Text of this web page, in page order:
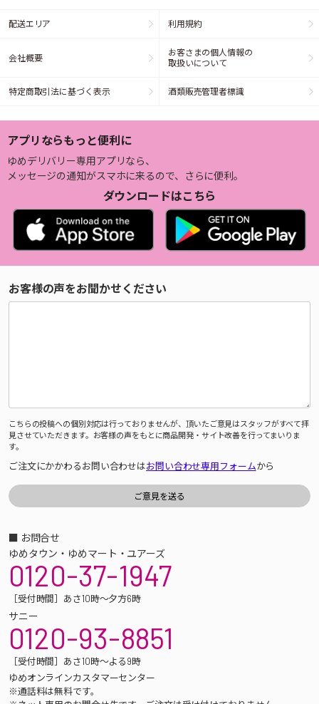
配送エリア 利用規約
会社概要
お客さまの個人情報の
取扱いについて
特定商取引法に基づく表示 酒類販売管理者標識
アプリならもっと便利に
ゆめデリバリー専用アプリなら、
メッセージの通知がスマホに来るので、さらに便利。
ダウンロードはこちら
お客様の声をお聞かせください
こちらの投稿への個別対応は行っておりませんが、頂いたご意見はスタッフがすべて拝
見させていただきます。お客様の声をもとに商品開発・サイト改善を行ってまいりま
す。
ご注文にかかわるお問い合わせはお問い合わせ専用フォームから
■ お問合せ
ゆめタウン・ゆめマート・ユアーズ
0120-37-1947
［受付時間］あさ10時～夕方6時
サニー
0120-93-8851
［受付時間］あさ10時～よる9時
ゆめオンラインカスタマーセンター
※通話料は無料です。